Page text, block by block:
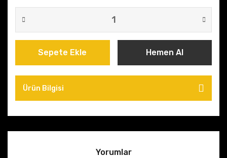
Sepete Ekle Hemen Al
Ürün Bilgisi
Yorumlar